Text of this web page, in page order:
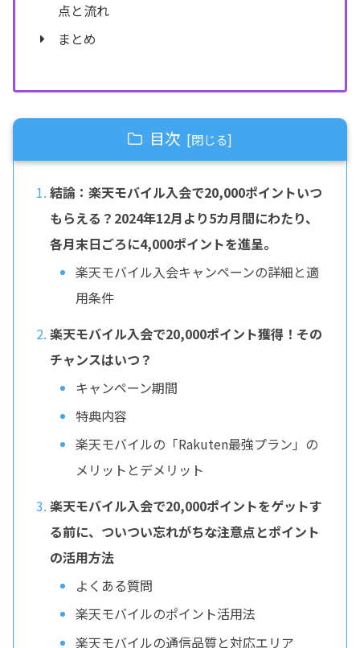
点と流れ
まとめ
目次
結論：楽天モバイル入会で20,000ポイントいつ
もらえる？2024年12月より5カ月間にわたり、
各月末日ごろに4,000ポイントを進呈。
楽天モバイル入会キャンペーンの詳細と適
用条件
楽天モバイル入会で20,000ポイント獲得！その
チャンスはいつ？
キャンペーン期間
特典内容
楽天モバイルの「Rakuten最強プラン」の
メリットとデメリット
楽天モバイル入会で20,000ポイントをゲットす
る前に、ついつい忘れがちな注意点とポイント
の活用方法
よくある質問
楽天モバイルのポイント活用法
楽天モバイルの通信品質と対応エリア